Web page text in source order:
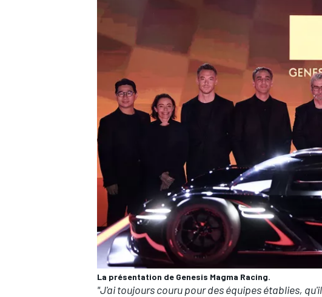
La présentation de Genesis Magma Racing.
"J'ai toujours couru pour des équipes établies,